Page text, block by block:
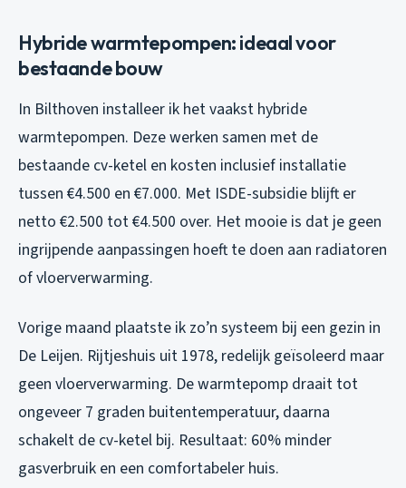
Hybride warmtepompen: ideaal voor
bestaande bouw
In Bilthoven installeer ik het vaakst hybride
warmtepompen. Deze werken samen met de
bestaande cv-ketel en kosten inclusief installatie
tussen €4.500 en €7.000. Met ISDE-subsidie blijft er
netto €2.500 tot €4.500 over. Het mooie is dat je geen
ingrijpende aanpassingen hoeft te doen aan radiatoren
of vloerverwarming.
Vorige maand plaatste ik zo’n systeem bij een gezin in
De Leijen. Rijtjeshuis uit 1978, redelijk geïsoleerd maar
geen vloerverwarming. De warmtepomp draait tot
ongeveer 7 graden buitentemperatuur, daarna
schakelt de cv-ketel bij. Resultaat: 60% minder
gasverbruik en een comfortabeler huis.